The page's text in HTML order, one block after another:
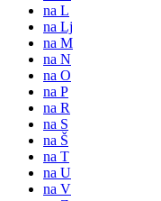
na L
na Lj
na M
na N
na O
na P
na R
na S
na Š
na T
na U
na V